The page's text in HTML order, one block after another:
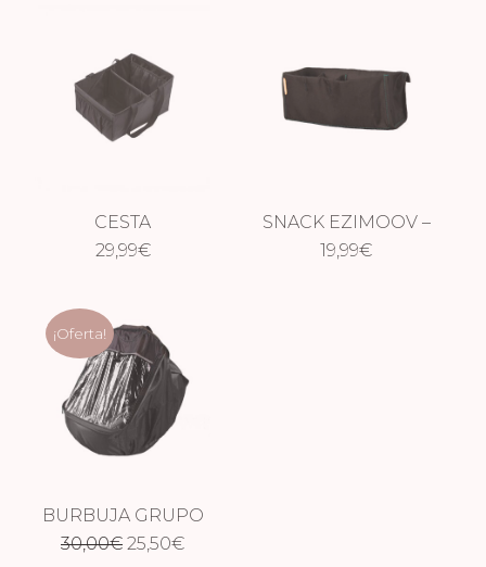
CESTA
ORGANIZADORA
29,99€
SNACK EZIMOOV –
2 EN 1
19,99€
¡Oferta!
BURBUJA GRUPO
0
30,00€ El
25,50€El